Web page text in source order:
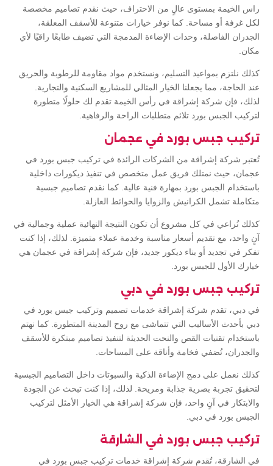
راس الخيمة بمستوى عالٍ من الاحتراف، حيث نقدم تصاميم مخصصة
لكل غرفة أو مساحة. كما نوفر خيارات متنوعة للأسقف المعلقة،
الجدران الفاصلة، وحدات الإضاءة المدمجة التي تضيف طابعًا راقيًا لأي
مكان.
كذلك نلتزم بمواعيد التسليم، ونستخدم مواد مقاومة للرطوبة والحريق
عند الحاجة، مما يجعلنا الخيار المثالي للمشاريع السكنية والتجارية.
لذلك، فإن شركة إشراقة في رأس الخيمة تقدم لك حلولًا متطورة
لتركيب الجبس بورد تلائم متطلبات الراحة والرفاهية.
تركيب جبس بورد في عجمان
تُعتبر شركة إشراقة من الشركات الرائدة في تركيب جبس بورد في
عجمان، حيث نمتلك فريق عمل متخصص في تنفيذ ديكورات داخلية
باستخدام الجبس بورد بمهارة فنية عالية. كما نقدم تصاميم جبسية
متكاملة تشمل الكرانيش والزوايا والحوائط العازلة.
كذلك نُراعي في كل مشروع أن تكون النتيجة النهائية عملية وجمالية في
آنٍ واحد، مع تقديم أسعار مناسبة وخدمة عملاء متميزة. لذلك، إذا كنت
تفكر في تجديد أو بناء ديكور جديد، فإن شركة إشراقة في عجمان هي
خيارك الأول للجبس بورد.
تركيب جبس بورد في دبي
في دبي، تقدم شركة إشراقة خدمات تصميم وتركيب جبس بورد في
دبي بأحدث الأساليب التي تتماشى مع روح المدينة المتطورة. كما نهتم
باستخدام تقنيات القص والنحت الحديثة لتنفيذ تصاميم مبتكرة للأسقف
والجدران، تُضفي فخامة وأناقة على المساحات.
كذلك نعمل على دمج الإضاءة الذكية والسبوتات داخل التصاميم الجبسية
لتحقيق تجربة بصرية جذابة ومريحة. لذلك، إذا كنت تبحث عن الجودة
والابتكار في آنٍ واحد، فإن شركة إشراقة هي الخيار الأمثل لتركيب
الجبس بورد في دبي.
تركيب جبس بورد في الشارقة
في الشارقة، تُقدم شركة إشراقة خدمات تركيب جبس بورد في